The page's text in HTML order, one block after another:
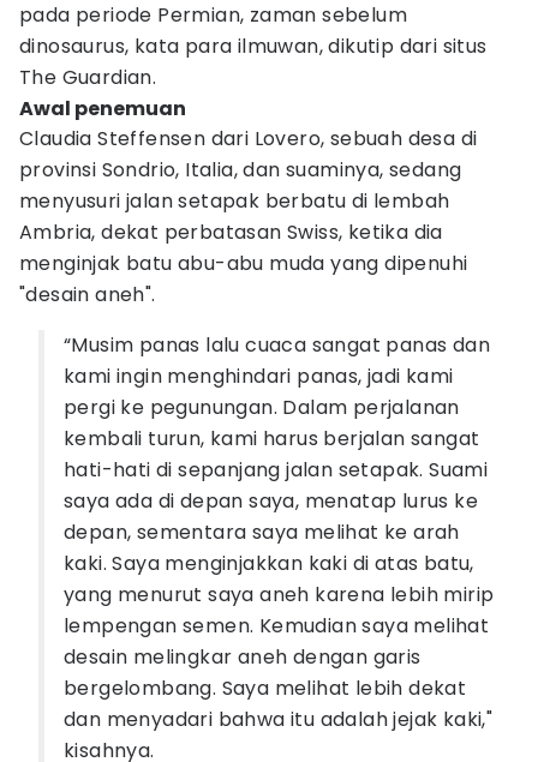
pada periode Permian, zaman sebelum
dinosaurus, kata para ilmuwan, dikutip dari situs
The Guardian.
Awal penemuan
Claudia Steffensen dari Lovero, sebuah desa di
provinsi Sondrio, Italia, dan suaminya, sedang
menyusuri jalan setapak berbatu di lembah
Ambria, dekat perbatasan Swiss, ketika dia
menginjak batu abu-abu muda yang dipenuhi
"desain aneh".
“Musim panas lalu cuaca sangat panas dan
kami ingin menghindari panas, jadi kami
pergi ke pegunungan. Dalam perjalanan
kembali turun, kami harus berjalan sangat
hati-hati di sepanjang jalan setapak. Suami
saya ada di depan saya, menatap lurus ke
depan, sementara saya melihat ke arah
kaki. Saya menginjakkan kaki di atas batu,
yang menurut saya aneh karena lebih mirip
lempengan semen. Kemudian saya melihat
desain melingkar aneh dengan garis
bergelombang. Saya melihat lebih dekat
dan menyadari bahwa itu adalah jejak kaki,"
kisahnya.